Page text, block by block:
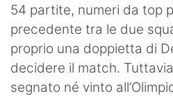
54 partite, numeri da top
precedente tra le due
proprio una doppietta di
decidere il match.
segnato né vinto